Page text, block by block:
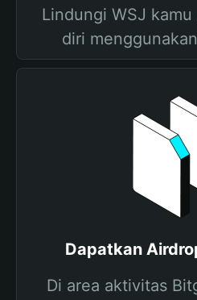
Lindungi WSJ
diri
Dapatkan
Di area aktivitas